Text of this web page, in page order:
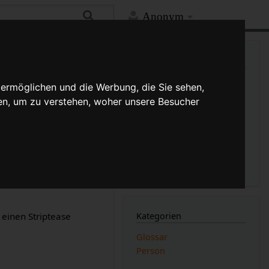
und die Werbung, die Sie sehen,
um zu verstehen, woher unsere Besucher
Anonym
Versionsgeschichte
der 1950er und
Striptease
Links auf diese Seite
Änderungen an verlinkten
Seiten
Kategorien
Glossar
Person